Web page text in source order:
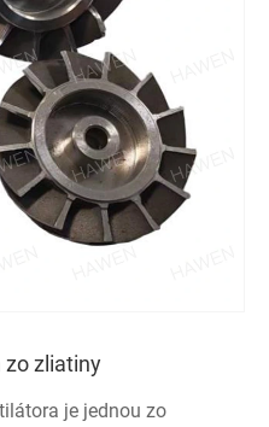
zo zliatiny
je jednou zo